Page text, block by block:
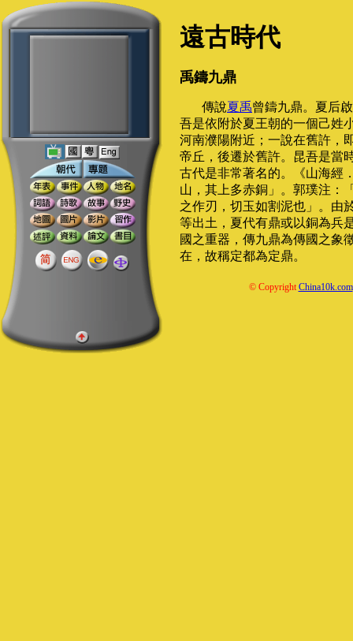
遠古時代
禹鑄九鼎
傳說夏禹曾鑄九鼎。夏后
吾是依附於夏王朝的一個己姓
河南濮陽附近；一說在舊許，
帝丘，後遷於舊許。昆吾是當
古代是非常著名的。《山海經
山，其上多赤銅」。郭璞注：
之作刃，切玉如割泥也」。由
等出土，夏代有鼎或以銅為兵
國之重器，傳九鼎為傳國之象
在，故稱定都為定鼎。
© CopyrightChina10k.com